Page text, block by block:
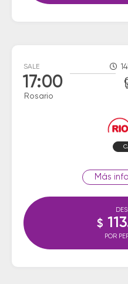
SALE
17:00
Rosario
$
POR